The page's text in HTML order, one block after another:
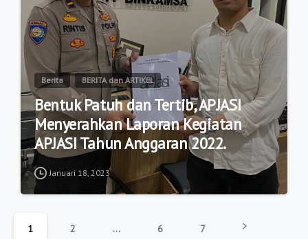
Berita BERITA dan ARTIKEL
Bentuk Patuh dan Tertib, APJASI
Menyerahkan Laporan Kegiatan
APJASI Tahun Anggaran 2022.
Januari 18, 2023
1 2 … 6 7